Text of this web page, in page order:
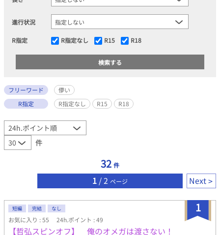
進行状況
R指定 R指定なし R15 R18
フリーワード
儚い
R指定
R指定なし R15 R18
件
32 件
1 / 2 ページ Next
1
短編 完結 なし
お気に入り : 55 24h.ポイント : 49
【哲弘スピンオフ】 俺のオメガは渡さない！